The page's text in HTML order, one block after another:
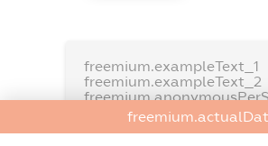
freemium.exampleText_1
freemium.exampleText_2
FREEMIUM.DETAILS